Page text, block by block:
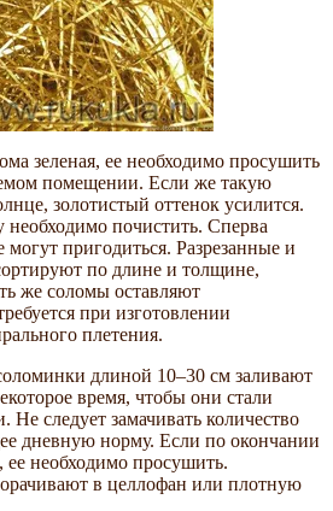
зеленая, ее необходимо просушить
помещении. Если же такую
золотистый оттенок усилится.
почистить. Сперва
пригодиться. Разрезанные и
по длине и толщине,
же соломы оставляют
при изготовлении
плетения.
длиной 10–30 см заливают
время, чтобы они стали
следует замачивать количество
дневную норму. Если по окончании
ее необходимо просушить.
в целлофан или плотную